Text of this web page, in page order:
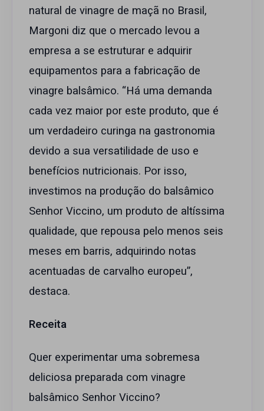
natural de vinagre de maçã no Brasil,
Margoni diz que o mercado levou a
empresa a se estruturar e adquirir
equipamentos para a fabricação de
vinagre balsâmico. “Há uma demanda
cada vez maior por este produto, que é
um verdadeiro curinga na gastronomia
devido a sua versatilidade de uso e
benefícios nutricionais. Por isso,
investimos na produção do balsâmico
Senhor Viccino, um produto de altíssima
qualidade, que repousa pelo menos seis
meses em barris, adquirindo notas
acentuadas de carvalho europeu”,
destaca.
Receita
Quer experimentar uma sobremesa
deliciosa preparada com vinagre
balsâmico Senhor Viccino?